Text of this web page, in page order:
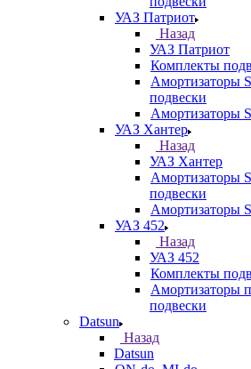
УАЗ Патриот
Назад
УАЗ Патриот
Комплекты
Амортизаторы
подвески
Амортизаторы
УАЗ Хантер
Назад
УАЗ Хантер
Амортизаторы
подвески
Амортизаторы
УАЗ 452
Назад
УАЗ 452
Комплекты
Амортизаторы
подвески
Datsun
Назад
Datsun